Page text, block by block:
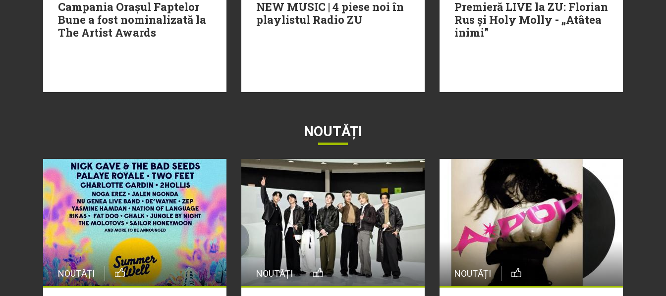
Campania Orașul Faptelor
Bune a fost nominalizată la
The Artist Awards
NEW MUSIC | 4 piese noi în
playlistul Radio ZU
Premieră LIVE la ZU: Florian
Rus și Holy Molly - „Atâtea
inimi”
NOUTĂȚI
NOUTĂȚI NOUTĂȚI NOUTĂȚI